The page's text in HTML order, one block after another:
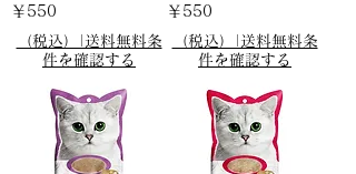
価格
￥550
（税込）|送料無料条
件を確認する
価格
￥550
（税込）|送料無料条
件を確認する